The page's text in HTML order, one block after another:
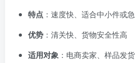
特点 ：速度快、适合中小件或
优势 ：清关快、货物安全性高
适用对象 ：电商卖家、样品发货